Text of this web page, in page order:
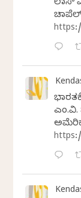
ಲಾಸ್‌
ಎಂ.ವಿ.